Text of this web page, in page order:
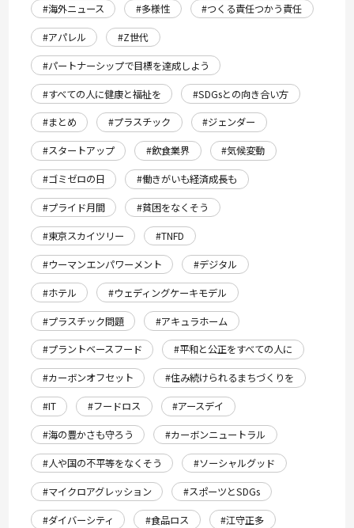
#海外ニュース
#多様性
#つくる責任つかう責任
#アパレル
#Z世代
#パートナーシップで目標を達成しよう
#すべての人に健康と福祉を
#SDGsとの向き合い方
#まとめ
#プラスチック
#ジェンダー
#スタートアップ
#飲食業界
#気候変動
#ゴミゼロの日
#働きがいも経済成長も
#プライド月間
#貧困をなくそう
#東京スカイツリー
#TNFD
#ウーマンエンパワーメント
#デジタル
#ホテル
#ウェディングケーキモデル
#プラスチック問題
#アキュラホーム
#プラントベースフード
#平和と公正をすべての人に
#カーボンオフセット
#住み続けられるまちづくりを
#IT
#フードロス
#アースデイ
#海の豊かさも守ろう
#カーボンニュートラル
#人や国の不平等をなくそう
#ソーシャルグッド
#マイクロアグレッション
#スポーツとSDGs
#ダイバーシティ
#食品ロス
#江守正多